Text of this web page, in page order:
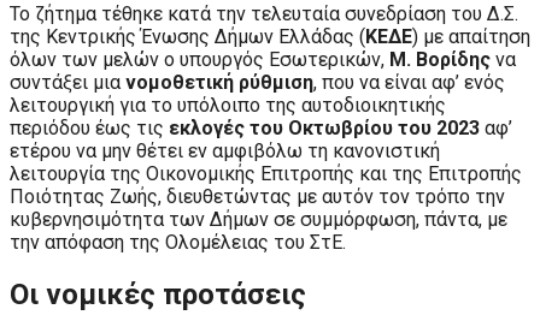
Το ζήτημα τέθηκε κατά την τελευταία συνεδρίαση του Δ.Σ.
της Κεντρικής Ένωσης Δήμων Ελλάδας (ΚΕΔΕ) με απαίτηση
όλων των μελών ο υπουργός Εσωτερικών, Μ. Βορίδης να
συντάξει μια νομοθετική ρύθμιση, που να είναι αφ’ ενός
λειτουργική για το υπόλοιπο της αυτοδιοικητικής
περιόδου έως τις εκλογές του Οκτωβρίου του 2023 αφ’
ετέρου να μην θέτει εν αμφιβόλω τη κανονιστική
λειτουργία της Οικονομικής Επιτροπής και της Επιτροπής
Ποιότητας Ζωής, διευθετώντας με αυτόν τον τρόπο την
κυβερνησιμότητα των Δήμων σε συμμόρφωση, πάντα, με
την απόφαση της Ολομέλειας του ΣτΕ.
Οι νομικές προτάσεις